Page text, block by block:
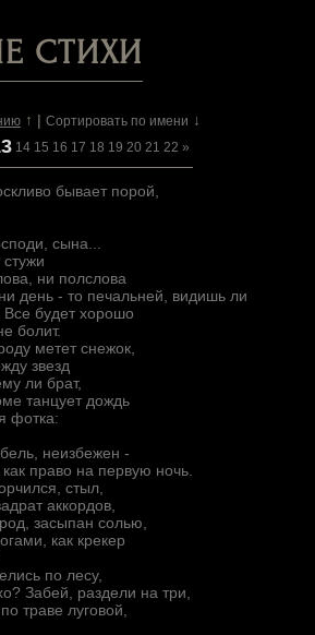
СТИХИ
↑ | Сортировать по имени ↓
14 15 16 17 18 19 20 21 22 »
бывает порой,
сына...
ни полслова
день - то печальней, видишь ли
Все будет хорошо
болит.
метет снежок,
звезд
ли брат,
танцует дождь
фотка:
неизбежен -
право на первую ночь.
стыл,
аккордов,
засыпан солью,
как крекер
по лесу,
Забей, раздели на три,
траве луговой,